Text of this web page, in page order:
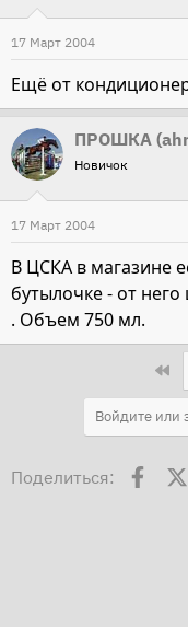
17 Март 2004
Ещё от
ПРОШКА
Новичок
17 Март 2004
В ЦСКА в магазине
бутылочке - от
. Объем 750 мл.
Войдите или
Поделиться: